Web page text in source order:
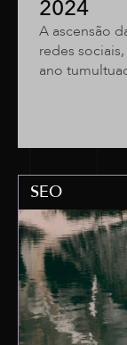
2024
A ascensão
redes
ano
SEO